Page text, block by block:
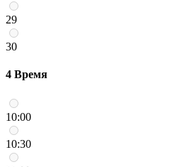
29
30
4 Время
10:00
10:30